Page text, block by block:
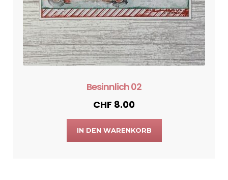
Besinnlich 02
CHF 8.00
IN DEN WARENKORB